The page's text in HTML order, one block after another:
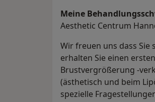
Meine
Aesthetic Centrum
Wir freuen uns dass
erhalten Sie einen
Brustvergrößerung -
(ästhetisch und beim
spezielle